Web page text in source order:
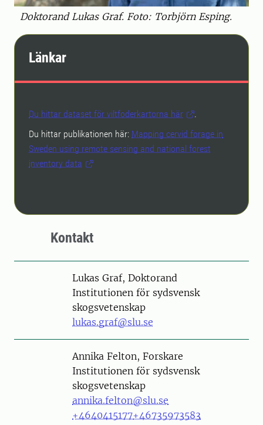
Doktorand Lukas Graf. Foto: Torbjörn Esping.
Länkar
Du hittar dataset för viltfoderkartorna här
.
Du hittar publikationen här: Mapping cervid forage in
Sweden using remote sensing and national forest
inventory data
Kontakt
PersonLukas Graf, Doktorand
Institutionen för sydsvensk
skogsvetenskap
lukas.graf@slu.se
PersonAnnika Felton, Forskare
Institutionen för sydsvensk
skogsvetenskap
annika.felton@slu.se
+4640415177+46735973583